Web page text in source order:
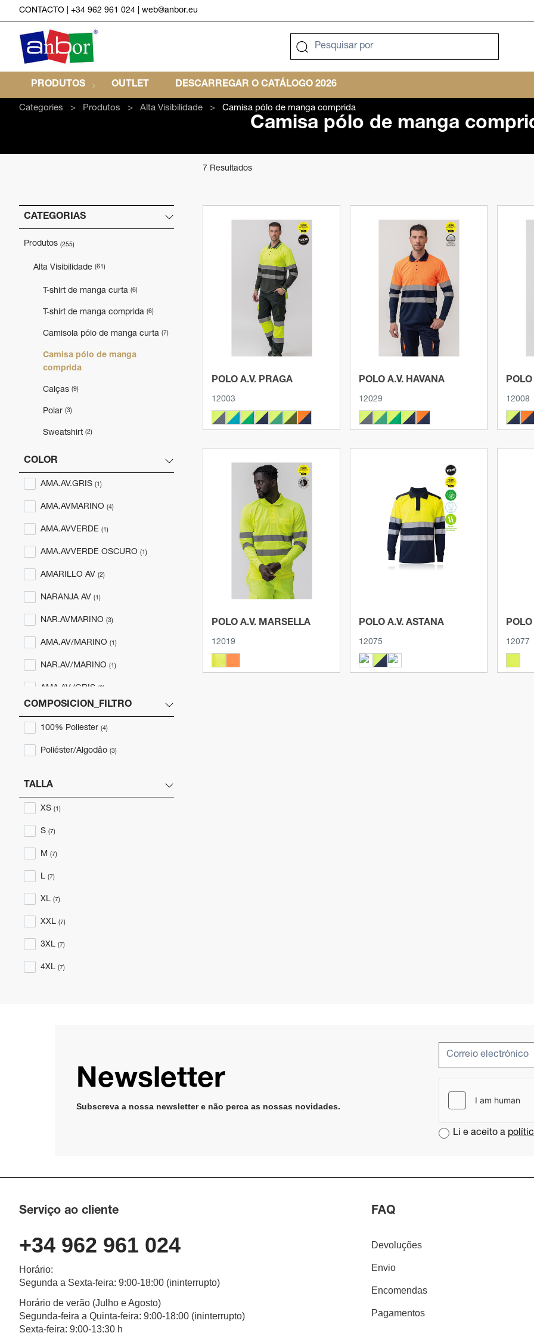
CONTACTO +34 962 961 024 web@anbor.eu
PRODUTOS OUTLET DESCARREGAR O CATÁLOGO 2026
Categories Produtos Alta Visibilidade Camisa pólo de manga comprida
Camisa pólo de manga
CATEGORIAS
Produtos (255)
Alta Visibilidade (61)
T-shirt de manga curta (6)
T-shirt de manga comprida (6)
Camisola pólo de manga curta (7)
Camisa pólo de manga
comprida
Calças (9)
Polar (3)
Sweatshirt (2)
Colete
COLOR
AMA.AV.GRIS (1)
AMA.AVMARINO (4)
AMA.AVVERDE (1)
AMA.AVVERDE OSCURO (1)
AMARILLO AV (2)
NARANJA AV (1)
NAR.AVMARINO (3)
AMA.AV/MARINO (1)
NAR.AV/MARINO (1)
AMA.AV./GRIS
AMA.AV/TURQUESA
AMA.AV/VERDE LIMA
COMPOSICION_FILTRO
100% Poliester (4)
Poliéster/Algodâo (3)
TALLA
XS (1)
S (7)
M (7)
L (7)
XL (7)
XXL (7)
3XL (7)
4XL (7)
7 Resultados
Ver produto
POLO A.V. PRAGA
12003
Ver produto
POLO A.V. HAVANA
12029 12008
Ver produto
POLO A.V. MARSELLA
12019
Ver produto
POLO A.V. ASTANA
12075 12077
Newsletter
Subscreva a nossa newsletter e não perca as nossas novidades​.
Li e aceito a
Serviço ao cliente
+34 962 961 024
Horário:
Segunda a Sexta-feira: 9:00-18:00 (ininterrupto)
Horário de verão (Julho e Agosto)
Segunda-feira a Quinta-feira: 9:00-18:00 (ininterrupto)
Sexta-feira: 9:00-13:30 h
FAQ
Devoluções
Envio
Encomendas
Pagamentos